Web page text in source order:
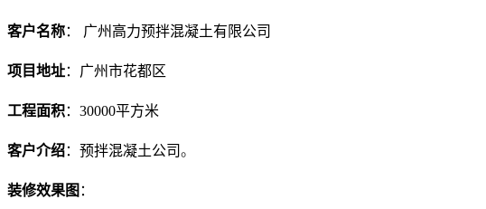
客户名称： 广州高力预拌混凝土有限公司
项目地址： 广州市花都区
工程面积： 30000平方米
客户介绍： 预拌混凝土公司。
装修效果图 ：